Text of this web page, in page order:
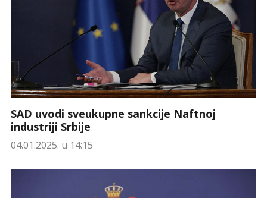
SAD uvodi sveukupne sankcije Naftnoj
industriji Srbije
04.01.2025. u 14:15